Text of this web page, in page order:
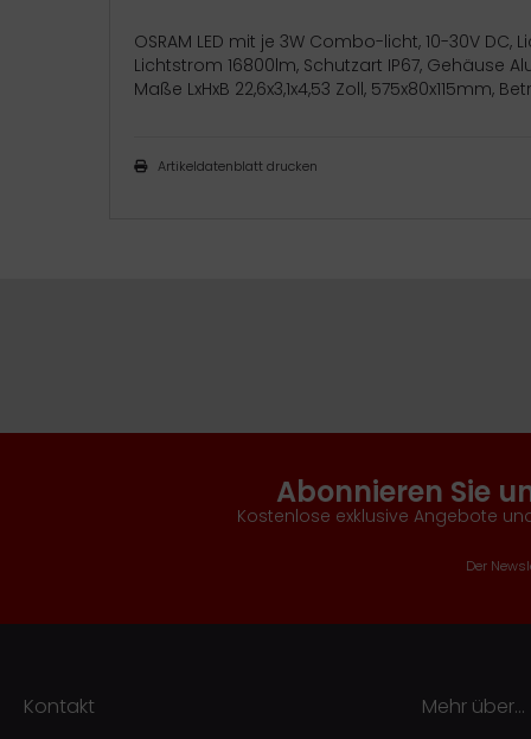
OSRAM LED mit je 3W Combo-licht, 10-30V DC,
Lichtstrom 16800lm, Schutzart IP67, Gehäuse
Maße LxHxB 22,6x3,1x4,53 Zoll, 575x80x115mm,
Artikeldatenblatt drucken
Abonnieren Sie
Kostenlose exklusive Angebote
Der
Kontakt Mehr über...